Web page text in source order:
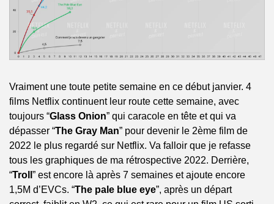
Vraiment une toute petite semaine en ce début janvier. 4
films Netflix continuent leur route cette semaine, avec
toujours “Glass Onion” qui caracole en tête et qui va
dépasser “The Gray Man” pour devenir le 2ème film de
2022 le plus regardé sur Netflix. Va falloir que je refasse
tous les graphiques de ma rétrospective 2022. Derrière,
“Troll ” est encore là après 7 semaines et ajoute encore
1,5M d’EVCs. “The pale blue eye”, après un départ